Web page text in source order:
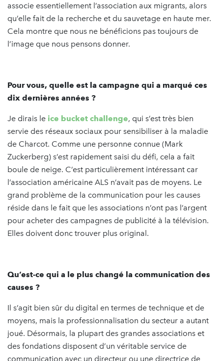
associe essentiellement l’association aux migrants, alors
qu’elle fait de la recherche et du sauvetage en haute mer.
Cela montre que nous ne bénéficions pas toujours de
l’image que nous pensons donner.
Pour vous, quelle est la campagne qui a marqué ces
dix dernières années ?
Je dirais le ice bucket challenge, qui s’est très bien
servie des réseaux sociaux pour sensibiliser à la maladie
de Charcot. Comme une personne connue (Mark
Zuckerberg) s’est rapidement saisi du défi, cela a fait
boule de neige. C’est particulièrement intéressant car
l’association américaine ALS n’avait pas de moyens. Le
grand problème de la communication pour les causes
réside dans le fait que les associations n’ont pas l’argent
pour acheter des campagnes de publicité à la télévision.
Elles doivent donc trouver plus original.
Qu’est-ce qui a le plus changé la communication des
causes ?
Il s’agit bien sûr du digital en termes de technique et de
moyens, mais la professionnalisation du secteur a autant
joué. Désormais, la plupart des grandes associations et
des fondations disposent d’un véritable service de
communication avec un directeur ou une directrice de